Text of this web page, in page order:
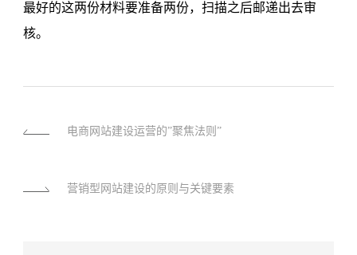
最好的这两份材料要准备两份，扫描之后邮递出去审
核。
电商网站建设运营的”聚焦法则”
营销型网站建设的原则与关键要素